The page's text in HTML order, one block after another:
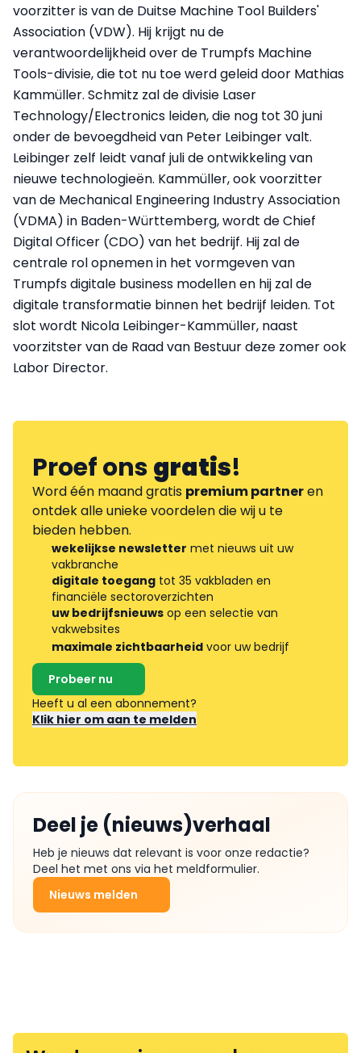
voorzitter is van de Duitse Machine Tool Builders'
Association (VDW). Hij krijgt nu de
verantwoordelijkheid over de Trumpfs Machine
Tools-divisie, die tot nu toe werd geleid door Mathias
Kammüller. Schmitz zal de divisie Laser
Technology/Electronics leiden, die nog tot 30 juni
onder de bevoegdheid van Peter Leibinger valt.
Leibinger zelf leidt vanaf juli de ontwikkeling van
nieuwe technologieën. Kammüller, ook voorzitter
van de Mechanical Engineering Industry Association
(VDMA) in Baden-Württemberg, wordt de Chief
Digital Officer (CDO) van het bedrijf. Hij zal de
centrale rol opnemen in het vormgeven van
Trumpfs digitale business modellen en hij zal de
digitale transformatie binnen het bedrijf leiden. Tot
slot wordt Nicola Leibinger-Kammüller, naast
voorzitster van de Raad van Bestuur deze zomer ook
Labor Director.
Proef onsgratis!
Word één maand gratis premium partneren
ontdek alle unieke voordelen die wij u te
bieden hebben.
wekelijkse newsletter met nieuws uit uw
vakbranche
digitale toegang tot 35 vakbladen en
financiële sectoroverzichten
uw bedrijfsnieuws op een selectie van
vakwebsites
maximale zichtbaarheid voor uw bedrijf
Probeer nu
Heeft u al een abonnement?
Klik hier om aan te melden
Deel je (nieuws)verhaal
Heb je nieuws dat relevant is voor onze redactie?
Deel het met ons via het meldformulier.
Nieuws melden